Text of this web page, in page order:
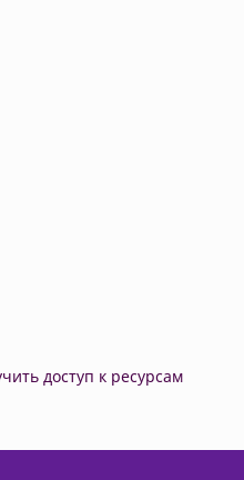
доступ к ресурсам